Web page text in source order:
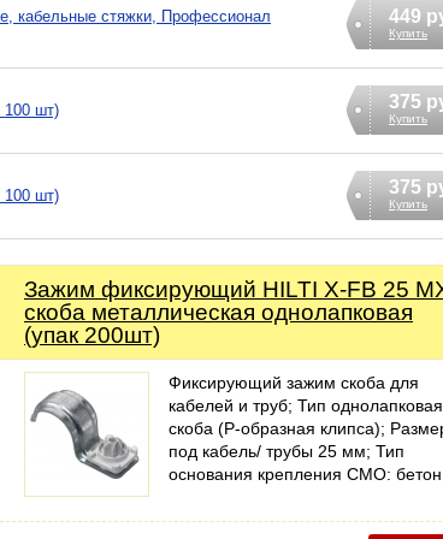
кабельные стяжки, Профессионал
449
Купить
100 шт) 375
Купить
100 шт) 375
Купить
Зажим фиксирующий HILTI X-FB 25
скоба металлическая однолапковая
(упак 200шт)
Фиксирующий зажим скоба для
кабелей и труб; Тип однолапковая
скоба (P-образная клипса);
под кабель/ трубы 25 мм; Тип
основания крепления СМО: